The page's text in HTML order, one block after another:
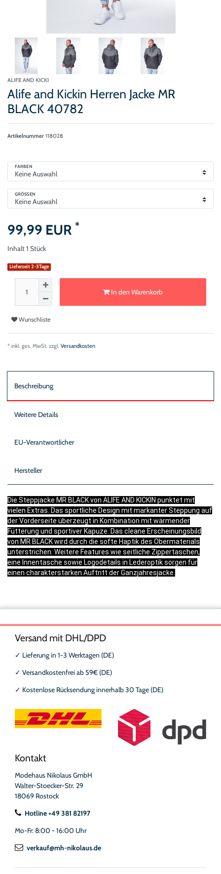
ALIFE AND KICKI
Alife and Kickin Herren Jacke MR
BLACK 40782
Artikelnummer 118028
FARBEN
GRÖSSEN
99,99 EUR *
Inhalt1 Stück
Lieferzeit 2-3Tage
In den Warenkorb
Wunschliste
* inkl. ges. MwSt. zzgl. Versandkosten
Beschreibung
Weitere Details
EU-Verantwortlicher
Hersteller
Die Steppjacke MR BLACK von ALIFE AND KICKIN punktet mit
vielen Extras. Das sportliche Design mit markanter Steppung auf
der Vorderseite überzeugt in Kombination mit wärmender
Fütterung und sportiver Kapuze. Das cleane Erscheinungsbild
von MR BLACK wird durch die softe Haptik des Obermaterials
unterstrichen. Weitere Features wie seitliche Zippertaschen,
eine Innentasche sowie Logodetails in Lederoptik sorgen für
einen charakterstarken Auftritt der Ganzjahresjacke.
Versand mit DHL/DPD
✓ Lieferung in 1-3 Werktagen (DE)
✓ Versandkostenfrei ab 59€ (DE)
✓ Kostenlose Rücksendung innerhalb 30 Tage (DE)
Kontakt
Modehaus Nikolaus GmbH
Walter-Stoecker-Str. 29
18069 Rostock
Hotline +49 381 82197
Mo-Fr: 8:00 - 16:00 Uhr
verkauf@mh-nikolaus.de